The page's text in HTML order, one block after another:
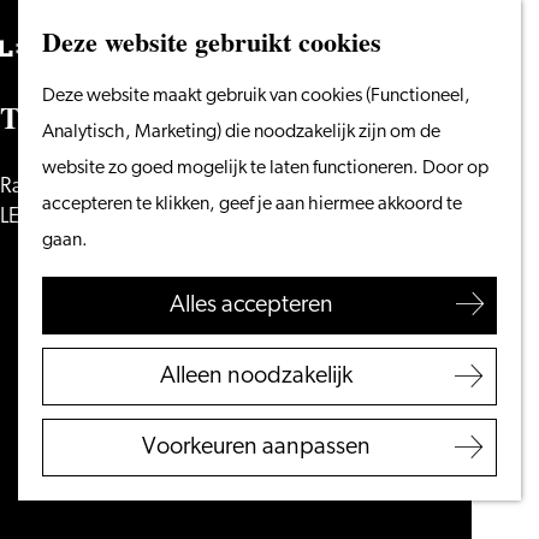
Deze website gebruikt cookies
Deze website maakt gebruik van cookies (Functioneel,
Analytisch, Marketing) die noodzakelijk zijn om de
website zo goed mogelijk te laten functioneren. Door op
accepteren te klikken, geef je aan hiermee akkoord te
gaan.
Alles accepteren
Alleen noodzakelijk
Voorkeuren aanpassen
naar
homepage
Menu
ZoekenVanaf het water
wandelen
Winkelen
Eten & drinken
Met kinderen
VVV Leiden
Bereikbaarheid
Regio Leiden
Zoeken
T isHem mes
Raad van Commissarissen
LEIDEN&PARTNERS